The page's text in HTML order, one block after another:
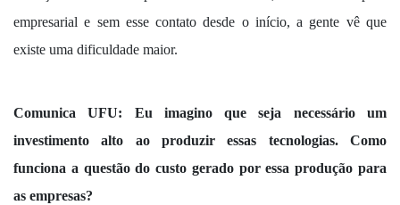
empresarial e sem esse contato desde o início, a gente vê que
existe uma dificuldade maior.
Comunica UFU:
Eu imagino que seja necessário um
investimento alto ao produzir essas tecnologias. Como
funciona a questão do custo gerado por essa produção para
as empresas?